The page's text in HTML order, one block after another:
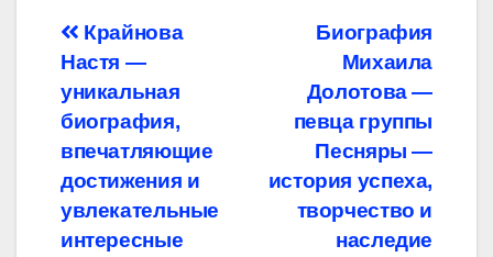
Навигация
по
записям
Биография
Михаила
Долотова —
певца группы
Песняры —
история успеха,
творчество и
наследие
Крайнова
Настя —
уникальная
биография,
впечатляющие
достижения и
увлекательные
интересные